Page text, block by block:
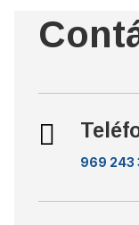

969 243